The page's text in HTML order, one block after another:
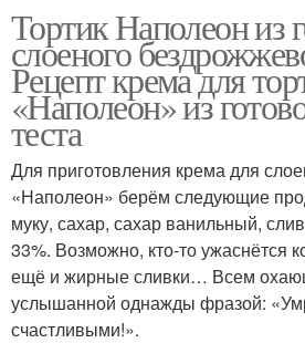
Тортик Наполеон из
слоеного
Рецепт крема для
«Наполеон» из
теста
Для приготовления крема для
«Наполеон» берём следующие
муку, сахар, сахар ванильный,
33%. Возможно, кто-то ужаснётся
ещё и жирные сливки… Всем
услышанной однажды фразой:
счастливыми!».